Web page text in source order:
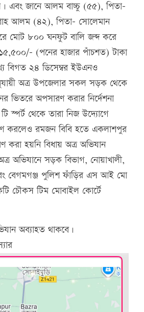
এবং জানে আলম বাচ্চু (৫৫), পিতা-
আলম (৪২), পিতা- সোলেমান
মোট ৮০০ ঘনফুট বালি জব্দ করে
১৫,৫০০/- (পনের হাজার পাঁচশত) টাকা
বিগত ২৪ ডিসেম্বর ইউএনও
অত্র উপজেলার সকল সড়ক থেকে
ভিতরে অপসারণ করার নির্দেশনা
স্পর্ট থেকে তারা নিজ উদ্যোগে
করলেও রমজন বিবি হতে একলাশপুর
হয়নি বিধায় অত্র অভিযান
অভিযানে সড়ক বিভাগ, নোয়াখালী,
বেগমগঞ্জ পুলিশ ফাঁড়ির এস আই মো
চৌকস টিম মোবাইল কোর্টে
অব্যাহত থাকবে।